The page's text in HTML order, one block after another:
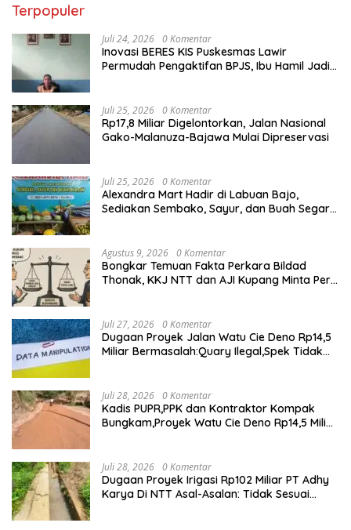
Terpopuler
Juli 24, 2026 0 Komentar
Inovasi BERES KIS Puskesmas Lawir
Permudah Pengaktifan BPJS, Ibu Hamil Jadi
Juli 25, 2026 0 Komentar
Rp17,8 Miliar Digelontorkan, Jalan Nasional
Gako-Malanuza-Bajawa Mulai Dipreservasi
Juli 25, 2026 0 Komentar
Alexandra Mart Hadir di Labuan Bajo,
Sediakan Sembako, Sayur, dan Buah Segar
Agustus 9, 2026 0 Komentar
Bongkar Temuan Fakta Perkara Bildad
Thonak, KKJ NTT dan AJI Kupang Minta Pers
Juli 27, 2026 0 Komentar
Dugaan Proyek Jalan Watu Cie Deno Rp14,5
Miliar Bermasalah:Quary Ilegal,Spek Tidak
Juli 28, 2026 0 Komentar
Kadis PUPR,PPK dan Kontraktor Kompak
Bungkam,Proyek Watu Cie Deno Rp14,5 Miliar
Juli 28, 2026 0 Komentar
Dugaan Proyek Irigasi Rp102 Miliar PT Adhy
Karya Di NTT Asal-Asalan: Tidak Sesuai